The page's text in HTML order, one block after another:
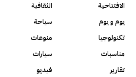
الافتتاحية
الثقافية
يوم و يوم
سياحة
تكنولوجيا
منوعات
مناسبات
سيارات
تقارير
فيديو